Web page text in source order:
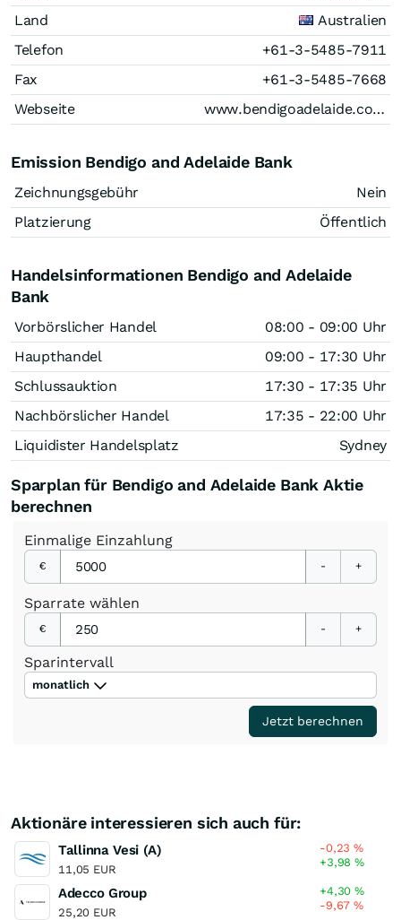
Land
Australien
Telefon
+61-3-5485-7911
Fax
+61-3-5485-7668
Webseite
www.bendigoadelaide.com.au
Emission Bendigo and Adelaide Bank
Zeichnungsgebühr
Nein
Platzierung
Öffentlich
Handelsinformationen Bendigo and Adelaide
Bank
Vorbörslicher Handel
08:00 - 09:00 Uhr
Haupthandel
09:00 - 17:30 Uhr
Schlussauktion
17:30 - 17:35 Uhr
Nachbörslicher Handel
17:35 - 22:00 Uhr
Liquidister Handelsplatz
Sydney
Sparplan für Bendigo and Adelaide Bank Aktie
berechnen
Einmalige Einzahlung
€ - +
Sparrate wählen
€ - +
Sparintervall
monatlich
Jetzt berechnen
Aktionäre interessieren sich auch für:
Tallinna Vesi (A)
11,05 EUR
-0,23%
+3,98%
Adecco Group
25,20 EUR
+4,30%
-9,67%